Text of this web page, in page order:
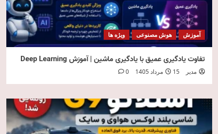
آموزش هوش مصنوعی ویژه ها
تفاوت یادگیری عمیق با یادگیری ماشین | آموزش Deep Learning
مدیر 15 مرداد 1405 0